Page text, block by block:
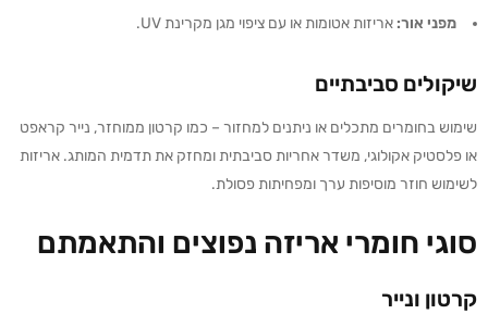
מפני אור: אריזות אטומות או עם ציפוי מגן מקרינת UV.
שיקולים סביבתיים
שימוש בחומרים מתכלים או ניתנים למחזור – כמו קרטון ממוחזר, נייר קראפט
או פלסטיק אקולוגי, משדר אחריות סביבתית ומחזק את תדמית המותג. אריזות
לשימוש חוזר מוסיפות ערך ומפחיתות פסולת.
סוגי חומרי אריזה נפוצים והתאמתם
קרטון ונייר